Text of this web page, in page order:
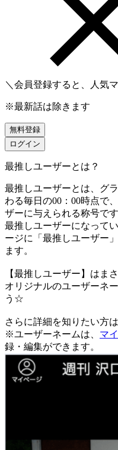
＼会員登録すると、人気
※最新話は除きます
無料登録
ログイン
最推しユーザーとは？
最推しユーザーとは、グ
わる毎日の00：00時点で、
ザーに与えられる称号です
最推しユーザーになって
ージに「最推しユーザー
ます。
【最推しユーザー】はま
オリジナルのユーザーネ
う☆
さらに詳細を知りたい方は
※ユーザーネームは、 マ
録・編集ができます。